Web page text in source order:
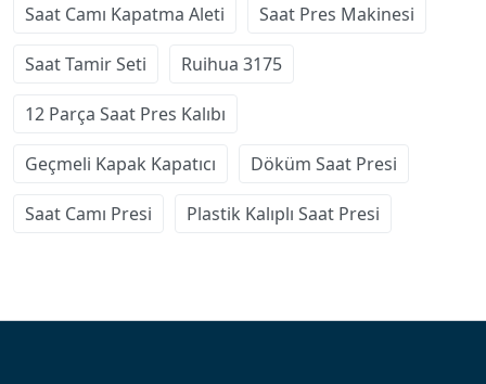
Saat Camı Kapatma Aleti Saat Pres Makinesi
Saat Tamir Seti Ruihua 3175
12 Parça Saat Pres Kalıbı
Geçmeli Kapak Kapatıcı Döküm Saat Presi
Saat Camı Presi Plastik Kalıplı Saat Presi